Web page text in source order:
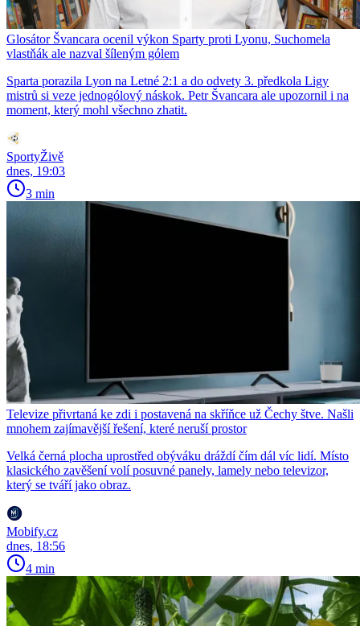
Glosátor Švancara ocenil výkon Sparty proti Lyonu, Suchomela
vlastňák ale nazval šíleným gólem
Sparta porazila Lyon na Letné 2:1 a do odvety 3. předkola Ligy
mistrů si veze jednogólový náskok. Petr Švancara ale upozornil i na
moment, který mohl všechno zhatit.
SportyŽivě
dnes, 19:03
3 min
Televize přivrtaná ke zdi i postavená na skříňce už Čechy štve. Našli
mnohem zajímavější řešení, které neruší prostor
Velká černá plocha uprostřed obýváku dráždí čím dál víc lidí. Místo
klasického zavěšení volí posuvné panely, lamely nebo televizor,
který se tváří jako obraz.
Mobify.cz
dnes, 18:56
4 min